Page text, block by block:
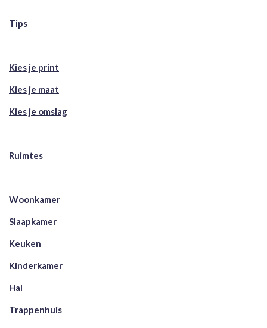
Tips
Kies je print
Kies je maat
Kies je omslag
Ruimtes
Woonkamer
Slaapkamer
Keuken
Kinderkamer
Hal
Trappenhuis